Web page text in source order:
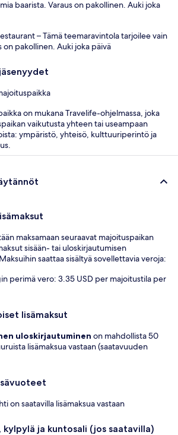
baarista. Varaus on pakollinen. Auki joka
– Tämä teemaravintola tarjoilee vain
on pakollinen. Auki joka päivä
on mukana Travelife-ohjelmassa, joka
vaikutusta yhteen tai useampaan
ympäristö, yhteisö, kulttuuriperintö ja
maksamaan seuraavat majoituspaikan
sisään- tai uloskirjautumisen
saattaa sisältyä sovellettavia veroja:
perimä vero: 3.35 USD per majoitustila per
lisämaksut
uloskirjautuminen on mahdollista 50
lisämaksua vastaan (saatavuuden
on saatavilla lisämaksua vastaan
kylpylä ja kuntosali (jos saatavilla)